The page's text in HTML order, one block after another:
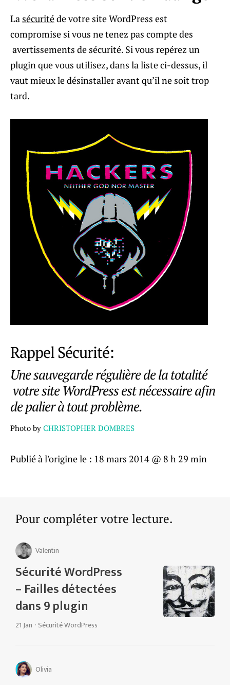
La sécuritéde votre site WordPress est
compromise si vous ne tenez pas compte des
avertissements de sécurité. Si vous repérez un
plugin que vous utilisez, dans la liste ci-dessus, il
vaut mieux le désinstaller avant qu’il ne soit trop
tard.
Rappel Sécurité:
Une sauvegarde régulière de la totalité
votre site WordPress est nécessaire afin
de palier à tout problème.
Photo by CHRISTOPHER DOMBRES
Publié à l'origine le : 18 mars 2014 @ 8 h 29 min
Pour compléter votre lecture.
Valentin
Sécurité WordPress
– Failles détectées
dans 9 plugin
21 Jan · Sécurité WordPress
Olivia